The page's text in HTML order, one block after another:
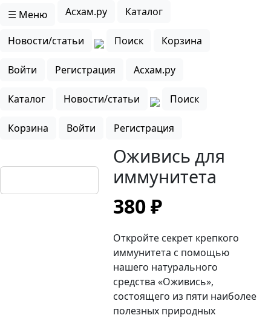
☰ Меню Асхам.ру Каталог
Новости/статьи Поиск Корзина
Войти Регистрация Асхам.ру
Каталог Новости/статьи Поиск
Корзина Войти Регистрация
Оживись для
иммунитета
380 ₽
Откройте секрет крепкого
иммунитета с помощью
нашего натурального
средства «Оживись»,
состоящего из пяти наиболее
полезных природных